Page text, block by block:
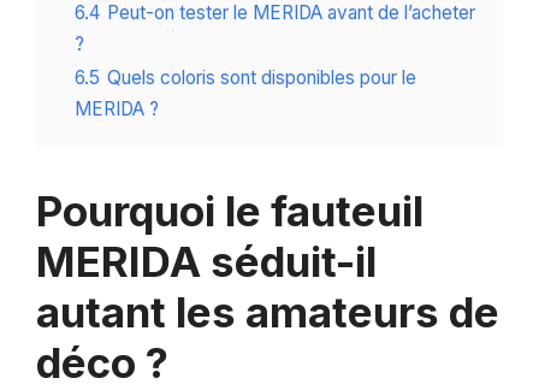
6.4 Peut-on tester le MERIDA avant de l’acheter
?
6.5 Quels coloris sont disponibles pour le
MERIDA ?
Pourquoi le fauteuil
MERIDA séduit-il
autant les amateurs de
déco ?